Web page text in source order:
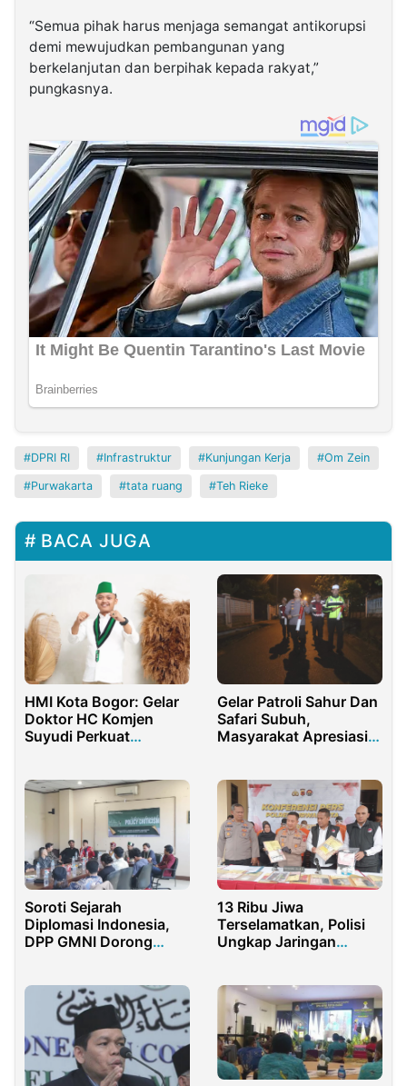
“Semua pihak harus menjaga semangat antikorupsi
demi mewujudkan pembangunan yang
berkelanjutan dan berpihak kepada rakyat,”
pungkasnya.
DPRI RI Infrastruktur Kunjungan Kerja Om Zein
Purwakarta tata ruang Teh Rieke
BACA JUGA
HMI Kota Bogor: Gelar
Doktor HC Komjen
Suyudi Perkuat
Gelar Patroli Sahur Dan
Safari Subuh,
Masyarakat Apresiasi
Soroti Sejarah
Diplomasi Indonesia,
DPP GMNI Dorong
13 Ribu Jiwa
Terselamatkan, Polisi
Ungkap Jaringan